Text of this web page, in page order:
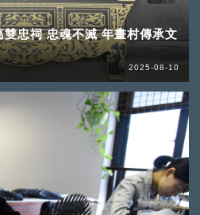
忠祠 忠魂不滅 年畫村傳承文
2025-08-10